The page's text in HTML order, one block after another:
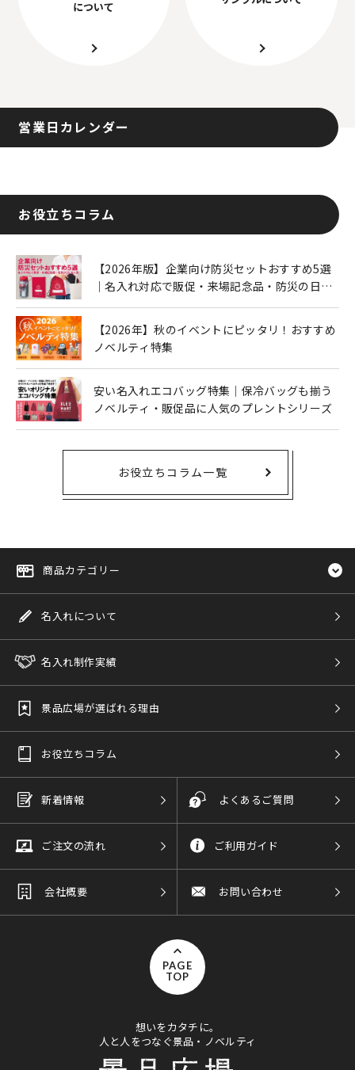
について
営業日カレンダー
お役立ちコラム
【2026年版】企業向け防災セットおすすめ5選
｜名入れ対応で販促・来場記念品・防災の日に
【2026年】秋のイベントにピッタリ！おすすめ
ノベルティ特集
安い名入れエコバッグ特集｜保冷バッグも揃う
ノベルティ・販促品に人気のプレントシリーズ
お役立ちコラム一覧
商品カテゴリー
名入れについて
名入れ制作実績
景品広場が選ばれる理由
お役立ちコラム
新着情報 よくあるご質問
ご注文の流れ ご利用ガイド
会社概要 お問い合わせ
PAGE
TOP
想いをカタチに。
人と人をつなぐ景品・ノベルティ